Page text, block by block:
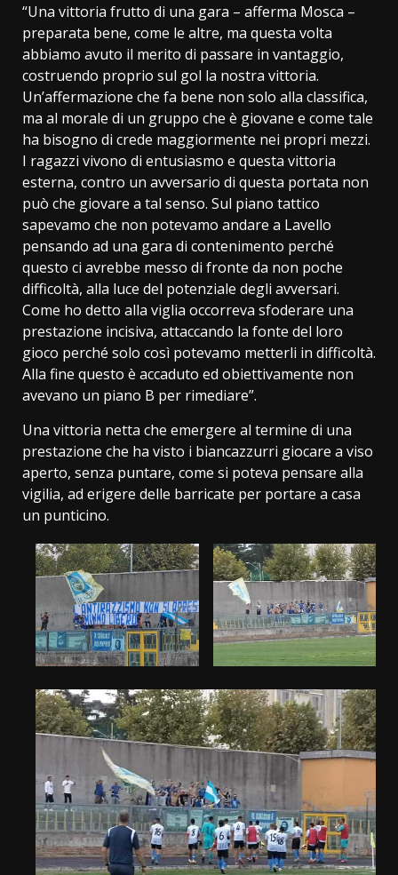
“Una vittoria frutto di una gara – afferma Mosca –
preparata bene, come le altre, ma questa volta
abbiamo avuto il merito di passare in vantaggio,
costruendo proprio sul gol la nostra vittoria.
Un’affermazione che fa bene non solo alla classifica,
ma al morale di un gruppo che è giovane e come tale
ha bisogno di crede maggiormente nei propri mezzi.
I ragazzi vivono di entusiasmo e questa vittoria
esterna, contro un avversario di questa portata non
può che giovare a tal senso. Sul piano tattico
sapevamo che non potevamo andare a Lavello
pensando ad una gara di contenimento perché
questo ci avrebbe messo di fronte da non poche
difficoltà, alla luce del potenziale degli avversari.
Come ho detto alla viglia occorreva sfoderare una
prestazione incisiva, attaccando la fonte del loro
gioco perché solo così potevamo metterli in difficoltà.
Alla fine questo è accaduto ed obiettivamente non
avevano un piano B per rimediare”.
Una vittoria netta che emergere al termine di una
prestazione che ha visto i biancazzurri giocare a viso
aperto, senza puntare, come si poteva pensare alla
vigilia, ad erigere delle barricate per portare a casa
un punticino.